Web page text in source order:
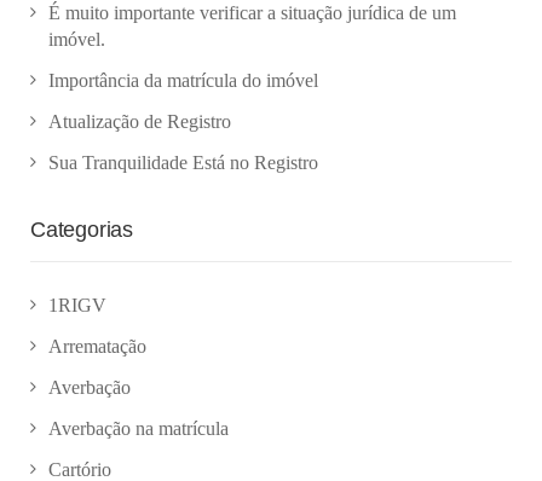
É muito importante verificar a situação jurídica de um
imóvel.
Importância da matrícula do imóvel
Atualização de Registro
Sua Tranquilidade Está no Registro
Categorias
1RIGV
Arrematação
Averbação
Averbação na matrícula
Cartório